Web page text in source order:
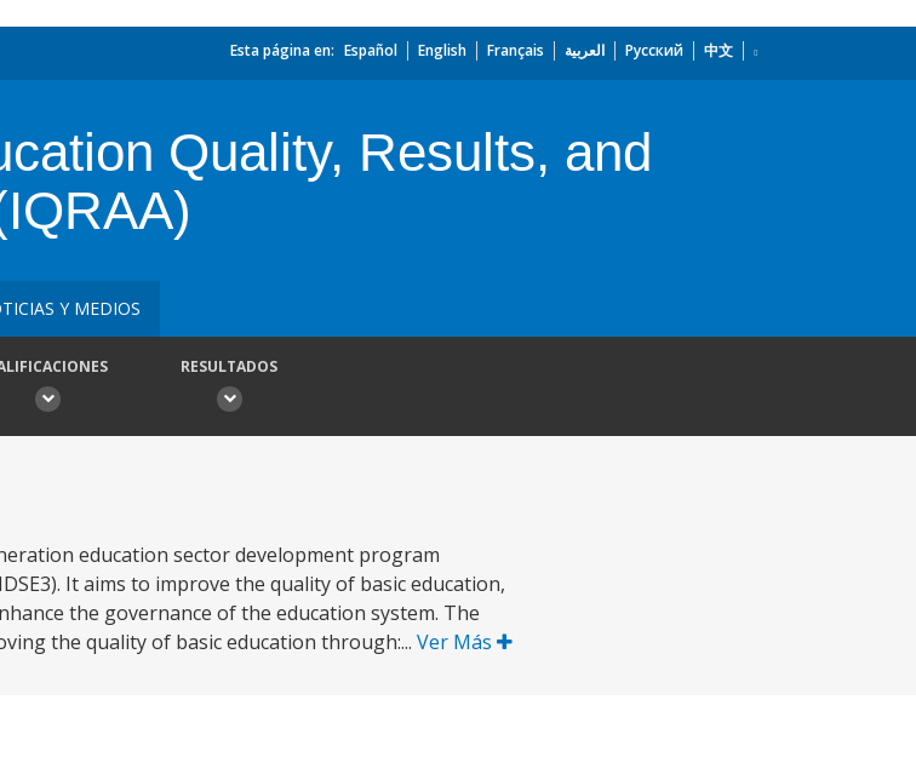
Esta página en: Español English Français العربية Русский 中文
Quality, Results, and
Y MEDIOS
RESULTADOS
education sector development program
It aims to improve the quality of basic education,
the governance of the education system. The
the quality of basic education through:... Ver Más